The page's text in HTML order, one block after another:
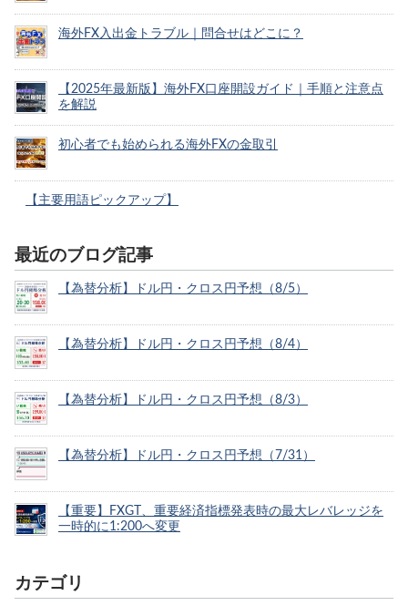
海外FX入出金トラブル｜問合せはどこに？
【2025年最新版】海外FX口座開設ガイド｜手順と注意点
を解説
初心者でも始められる海外FXの金取引
【主要用語ピックアップ】
最近のブログ記事
【為替分析】ドル円・クロス円予想（8/5）
【為替分析】ドル円・クロス円予想（8/4）
【為替分析】ドル円・クロス円予想（8/3）
【為替分析】ドル円・クロス円予想（7/31）
【重要】FXGT、重要経済指標発表時の最大レバレッジを
一時的に1:200へ変更
カテゴリ